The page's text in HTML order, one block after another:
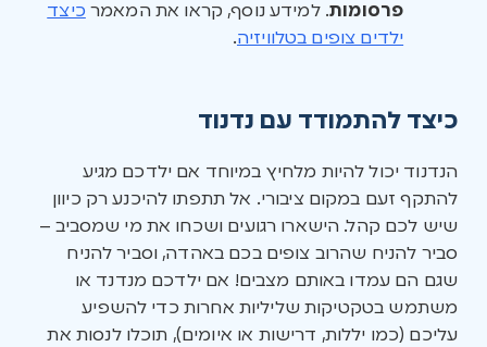
פרסומות. למידע נוסף, קראו את המאמר כיצד
ילדים צופים בטלוויזיה.
כיצד להתמודד עם נדנוד
הנדנוד יכול להיות מלחיץ במיוחד אם ילדכם מגיע
להתקף זעם במקום ציבורי. אל תתפתו להיכנע רק כיוון
שיש לכם קהל. הישארו רגועים ושכחו את מי שמסביב –
סביר להניח שהרוב צופים בכם באהדה, וסביר להניח
שגם הם עמדו באותם מצבים! אם ילדכם מנדנד או
משתמש בטקטיקות שליליות אחרות כדי להשפיע
עליכם (כמו יללות, דרישות או איומים), תוכלו לנסות את